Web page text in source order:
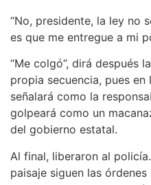
“No, presidente, la ley no
es que me entregue a mi
“Me colgó”, dirá después
propia secuencia, pues
señalará como la
golpeará como un
del gobierno estatal.
Al final, liberaron al
paisaje siguen las